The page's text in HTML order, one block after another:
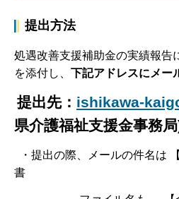
提出方法
処遇改善支援補助金の実績報告
を添付し、 下記アドレスにメー
提出先： ishikawa-
県介護福祉支援金事務
・提出の際、メールの件名は
書